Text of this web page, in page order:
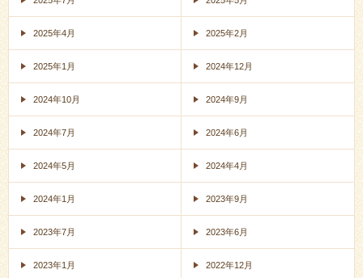
2025年4月 2025年2月
2025年1月 2024年12月
2024年10月 2024年9月
2024年7月 2024年6月
2024年5月 2024年4月
2024年1月 2023年9月
2023年7月 2023年6月
2023年1月 2022年12月